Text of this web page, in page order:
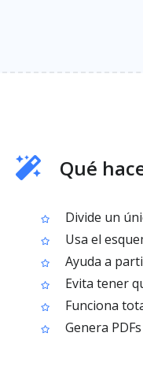
Qué
Divide un
Usa el
Ayuda a
Evita tener
Funciona
Genera